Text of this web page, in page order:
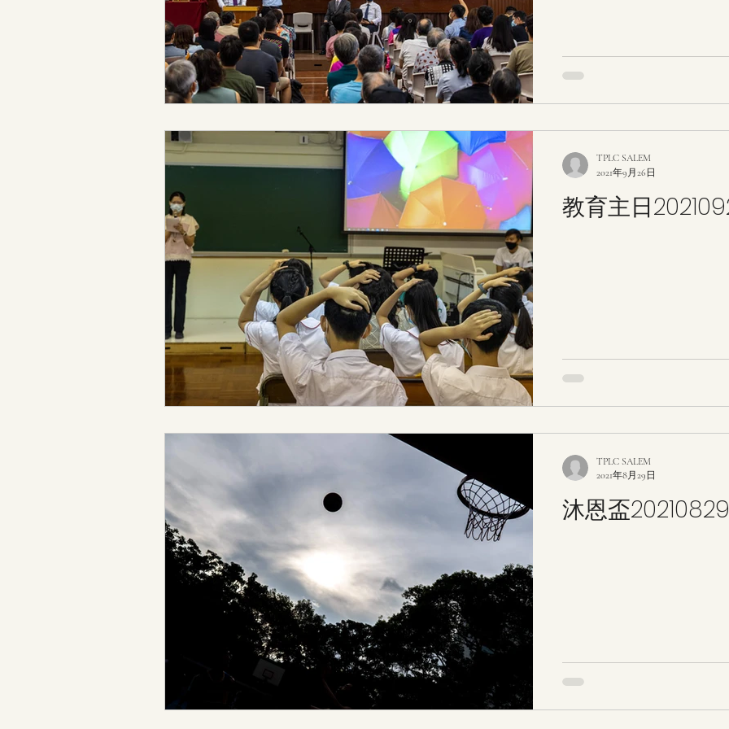
教育主日
TPLC SALEM
2021年9月26日
沐恩盃
TPLC SALEM
2021年8月29日